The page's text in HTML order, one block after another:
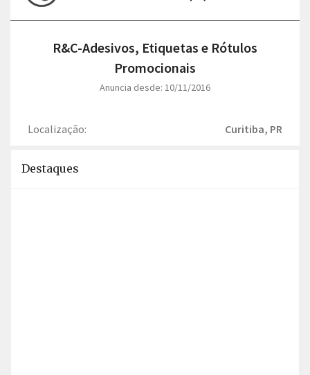
R&C-Adesivos, Etiquetas e Rótulos
Promocionais
Anuncia desde: 10/11/2016
Localização: Curitiba, PR
Destaques